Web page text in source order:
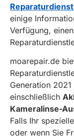
einige
Verfügung,
moarepair.de
Generation
einschließlich
Kameralinse-
Falls Ihr
oder wenn Sie